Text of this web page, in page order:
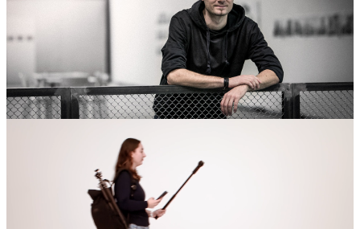
LORENZ FREY – DIE PERSPEKTIVE DIE
ALLES VERÄNDERT
Vancouver veränderte mein Leben grundlegend.